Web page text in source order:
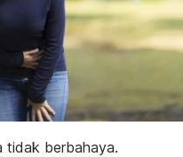
tidak berbahaya.